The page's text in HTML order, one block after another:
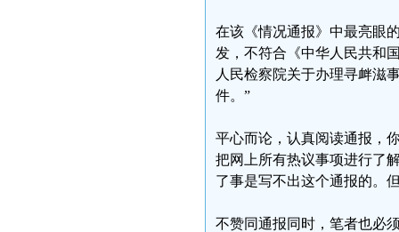
在该《情况通报》中最亮眼
发，不符合《中华人民共和
人民检察院关于办理寻衅滋
件。”
平心而论，认真阅读通报，
把网上所有热议事项进行了
了事是写不出这个通报的。
不赞同通报同时，笔者也必